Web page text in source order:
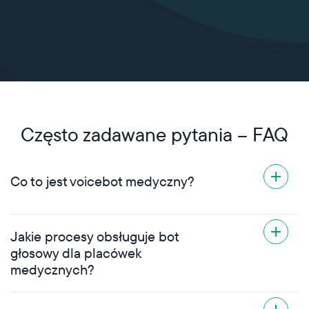
Często zadawane pytania – FAQ
Co to jest voicebot medyczny?
Inteligentny, oparty na AI voicebot do
obsługi pacjentów pełni rolę wirtualnego
recepcjonisty. Swobodnie rozmawia z
Jakie procesy obsługuje bot
głosowy dla placówek
medycznych?